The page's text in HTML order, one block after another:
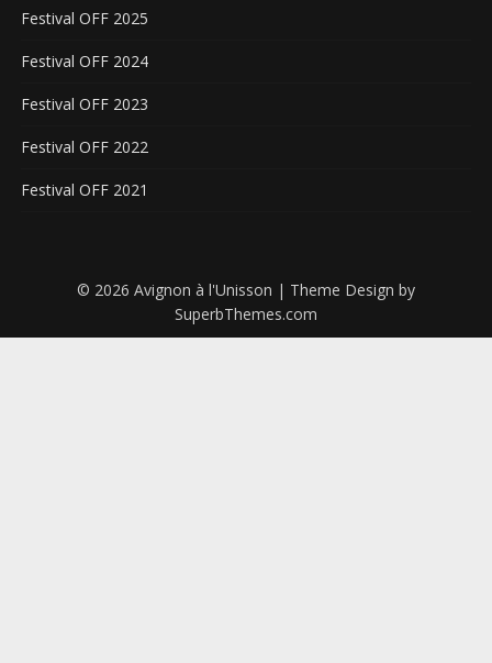
Festival OFF 2025
Festival OFF 2024
Festival OFF 2023
Festival OFF 2022
Festival OFF 2021
© 2026 Avignon à l'Unisson | Theme Design by
SuperbThemes.com